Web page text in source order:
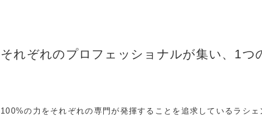
それぞれのプロフェッショナルが集い、 1つ
100%の力をそれぞれの専門が発揮することを追求しているラシェ